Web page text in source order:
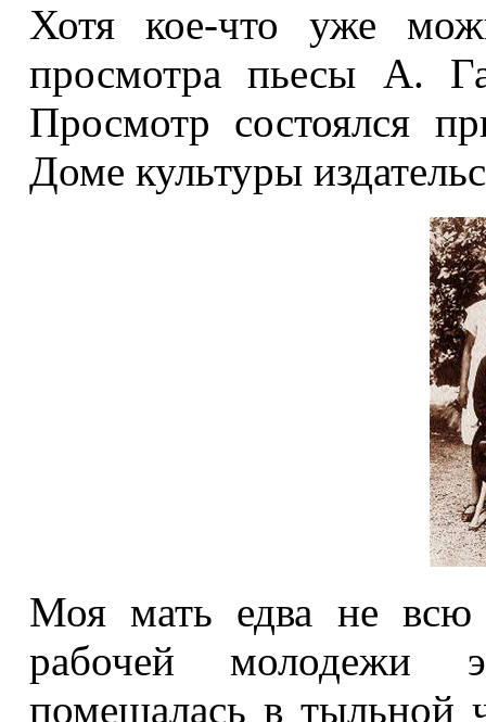
Хотя кое-что уже
просмотра пьесы А.
Просмотр состоялся
Доме культуры
Моя мать едва не всю
рабочей молодежи
помещалась в тыльной